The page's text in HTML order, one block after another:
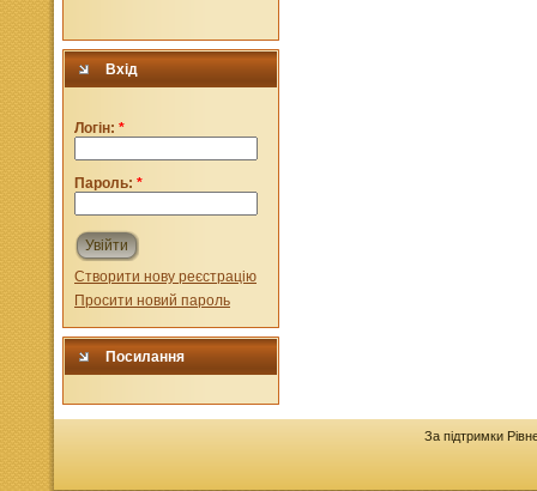
Вхід
Логін: *
Пароль: *
Увійти
Створити нову реєстрацію
Просити новий пароль
Посилання
За підтримки